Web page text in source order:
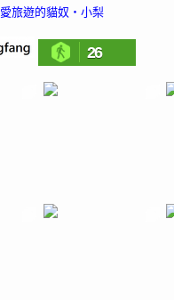
愛旅遊的貓奴‧小梨
26